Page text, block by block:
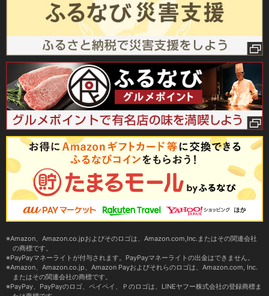
Amazon、Amazon.co.jpおよびそのロゴは、Amazon.com,Inc.またはその関連会社
の商標です。
PayPayマネーライトが付与されます。PayPayマネーライトの出金はできません。
Amazon、Amazon.co.jp、Amazon Payおよびそれらのロゴは、Amazon.com, Inc.
またはその関連会社の商標です。
PayPay、PayPayのロゴ、ペイペイ、Ｐのロゴは、LINEヤフー株式会社の登録商標ま